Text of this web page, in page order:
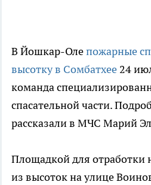
В Йошкар-Олепожарные
высотку в Сомбатхее 24
команда
спасательной части.
рассказали в МЧС Марий
Площадкой для отработки
из высоток на улице